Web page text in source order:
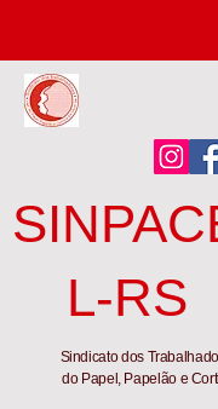
L-RS
Sindicato dos
do Papel, Papelão e